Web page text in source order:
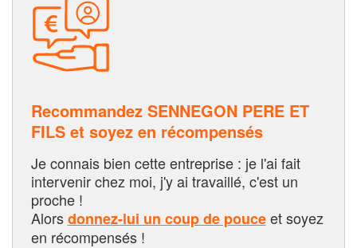
Recommandez SENNEGON PERE ET
FILS et soyez en récompensés
Je connais bien cette entreprise : je l'ai fait
intervenir chez moi, j'y ai travaillé, c'est un
proche !
Alorsdonnez-lui un coup de pouceet soyez
en récompensés !